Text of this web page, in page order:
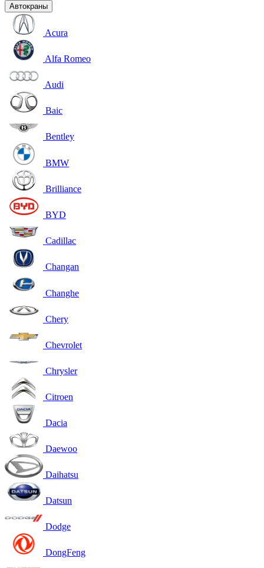
Автокраны
Acura
Alfa Romeo
Audi
Baic
Bentley
BMW
Brilliance
BYD
Cadillac
Changan
Changhe
Chery
Chevrolet
Chrysler
Citroen
Dacia
Daewoo
Daihatsu
Datsun
Dodge
DongFeng